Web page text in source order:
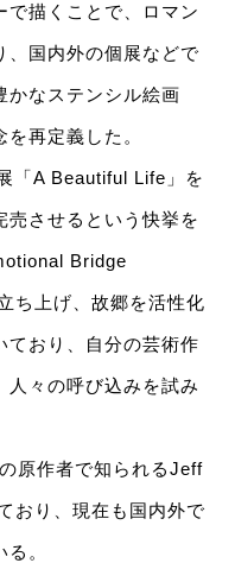
で描くことで、ロマン
、国内外の個展などで
かなステンシル絵画
再定義した。
「A Beautiful Life」を
売させるという快挙を
Bridge
ち上げ、故郷を活性化
ており、自分の芸術作
人々の呼び込みを試み
原作者で知られるJeff
おり、現在も国内外で
。